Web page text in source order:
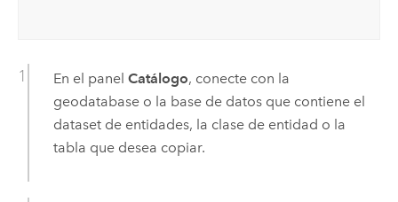
En el panel Catálogo, conecte con la
geodatabase o la base de datos que contiene el
dataset de entidades, la clase de entidad o la
tabla que desea copiar.